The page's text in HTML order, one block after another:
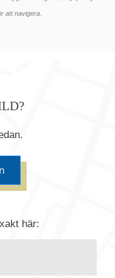
att navigera.
i vårt arkiv
här: